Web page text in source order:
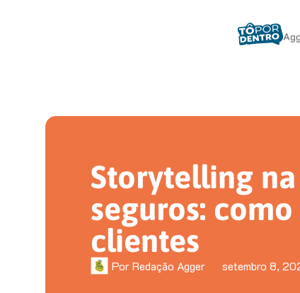
Storytelling
seguros:
clientes
PorRedação Agger setembro 8,